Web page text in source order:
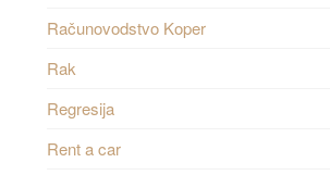
Računovodstvo Koper
Rak
Regresija
Rent a car